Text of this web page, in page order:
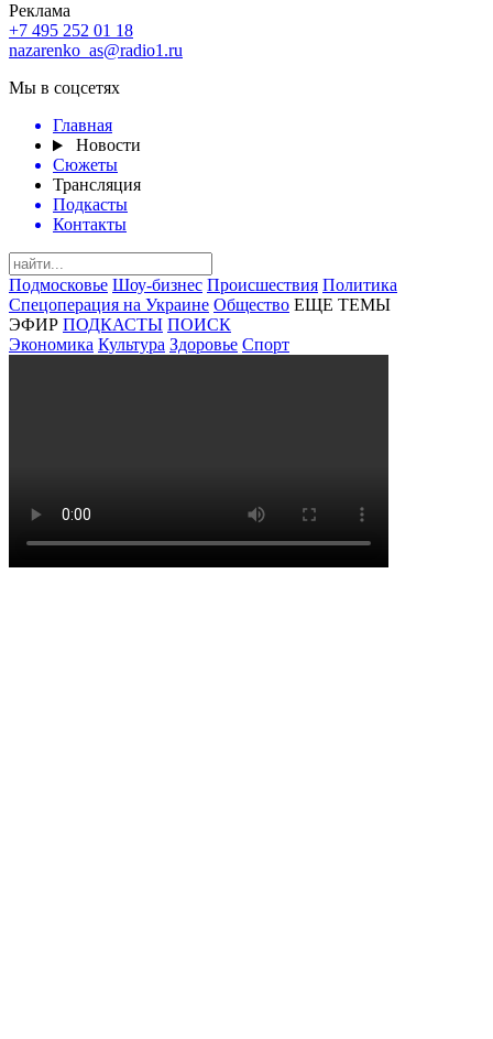
Реклама
+7 495 252 01 18
nazarenko_as@radio1.ru
Мы в соцсетях
Главная
Новости
Сюжеты
Трансляция
Подкасты
Контакты
Подмосковье Шоу-бизнес Происшествия Политика
Спецоперация на Украине Общество ЕЩЕ ТЕМЫ
ЭФИР ПОДКАСТЫ ПОИСК
Экономика Культура Здоровье Спорт